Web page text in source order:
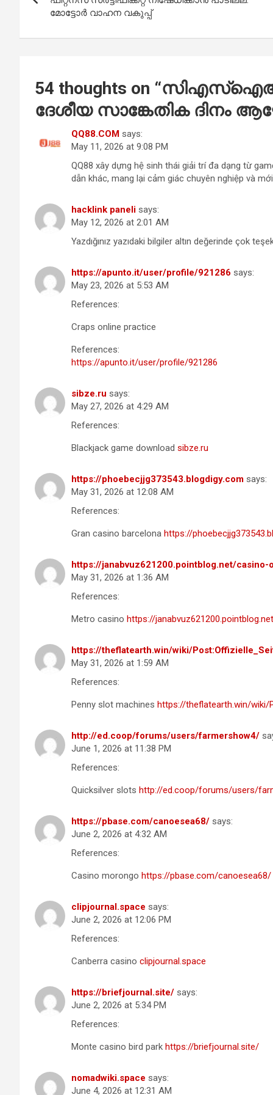
k
p
മോട്ടോർ വാഹന വകുപ്പ്
54 thoughts on “
ദേശീയ സാങ്കേതിക ദിനം
QQ88.COM says:
May 11, 2026 at 9:08 PM
QQ88 xây dựng hệ sinh thái giải trí đa dạng từ
dẫn khác, mang lại cảm giác chuyên nghiệp và
hacklink paneli says:
May 12, 2026 at 2:01 AM
Yazdığınız yazıdaki bilgiler altın değerinde çok
https://apunto.it/user/profile/921286 says:
May 23, 2026 at 5:53 AM
References:
Craps online practice
References:
https://apunto.it/user/profile/921286
sibze.ru says:
May 27, 2026 at 4:29 AM
References:
Blackjack game download sibze.ru
https://phoebecjjg373543.blogdigy.com says:
May 31, 2026 at 12:08 AM
References:
Gran casino barcelona https://
https://janabvuz621200.pointblog.net/
May 31, 2026 at 1:36 AM
References:
Metro casino https://
https://theflatearth.win/wiki/
May 31, 2026 at 1:59 AM
References:
Penny slot machines https://theflatearth.win/wiki/
http://ed.coop/forums/users/farmershow4/
June 1, 2026 at 11:38 PM
References:
Quicksilver slots http://ed.coop/forums/users/
https://pbase.com/canoesea68/ says:
June 2, 2026 at 4:32 AM
References:
Casino morongo https://pbase.com/canoesea68/
clipjournal.space says:
June 2, 2026 at 12:06 PM
References:
Canberra casino clipjournal.space
https://briefjournal.site/ says:
June 2, 2026 at 5:34 PM
References:
Monte casino bird park https://briefjournal.site/
nomadwiki.space says:
June 4, 2026 at 12:31 AM